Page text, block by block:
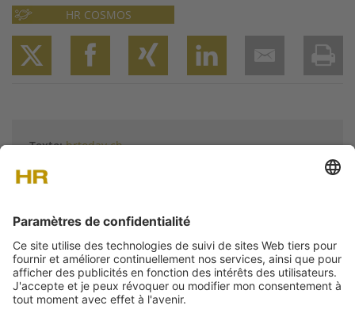
HR COSMOS
Texte:hrtoday.ch
Plus d'articles de